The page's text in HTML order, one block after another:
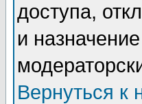
доступа,
и
Вернуться к